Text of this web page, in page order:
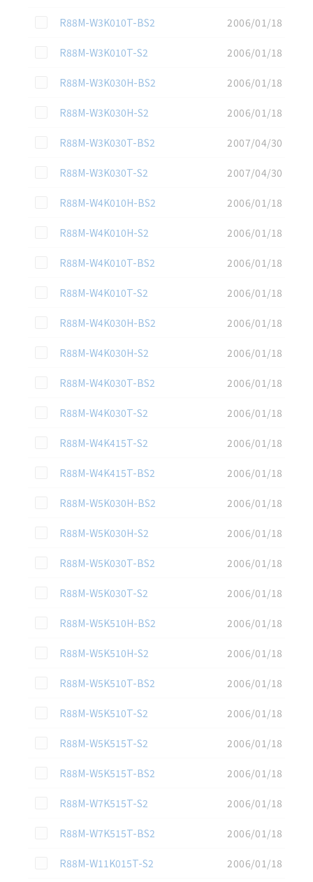
この資料を選択
R88M-W3K010T-BS2
2006/01/18
この資料を選択
R88M-W3K010T-S2
2006/01/18
この資料を選択
R88M-W3K030H-BS2
2006/01/18
この資料を選択
R88M-W3K030H-S2
2006/01/18
この資料を選択
R88M-W3K030T-BS2
2007/04/30
この資料を選択
R88M-W3K030T-S2
2007/04/30
この資料を選択
R88M-W4K010H-BS2
2006/01/18
この資料を選択
R88M-W4K010H-S2
2006/01/18
この資料を選択
R88M-W4K010T-BS2
2006/01/18
この資料を選択
R88M-W4K010T-S2
2006/01/18
この資料を選択
R88M-W4K030H-BS2
2006/01/18
この資料を選択
R88M-W4K030H-S2
2006/01/18
この資料を選択
R88M-W4K030T-BS2
2006/01/18
この資料を選択
R88M-W4K030T-S2
2006/01/18
この資料を選択
R88M-W4K415T-S2
2006/01/18
この資料を選択
R88M-W4K415T-BS2
2006/01/18
この資料を選択
R88M-W5K030H-BS2
2006/01/18
この資料を選択
R88M-W5K030H-S2
2006/01/18
この資料を選択
R88M-W5K030T-BS2
2006/01/18
この資料を選択
R88M-W5K030T-S2
2006/01/18
この資料を選択
R88M-W5K510H-BS2
2006/01/18
この資料を選択
R88M-W5K510H-S2
2006/01/18
この資料を選択
R88M-W5K510T-BS2
2006/01/18
この資料を選択
R88M-W5K510T-S2
2006/01/18
この資料を選択
R88M-W5K515T-S2
2006/01/18
この資料を選択
R88M-W5K515T-BS2
2006/01/18
この資料を選択
R88M-W7K515T-S2
2006/01/18
この資料を選択
R88M-W7K515T-BS2
2006/01/18
この資料を選択
R88M-W11K015T-S2
2006/01/18